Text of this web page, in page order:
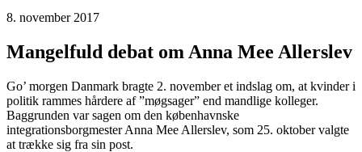
8. november 2017
Mangelfuld debat om Anna Mee Allerslev
Go’ morgen Danmark bragte 2. november et indslag om, at kvinder i
politik rammes hårdere af ”møgsager” end mandlige kolleger.
Baggrunden var sagen om den københavnske
integrationsborgmester Anna Mee Allerslev, som 25. oktober valgte
at trække sig fra sin post.